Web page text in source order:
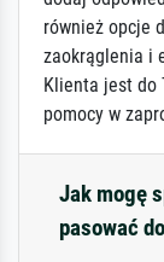
również opcje
zaokrąglenia i
Klienta jest do
pomocy w
Jak mogę
pasować